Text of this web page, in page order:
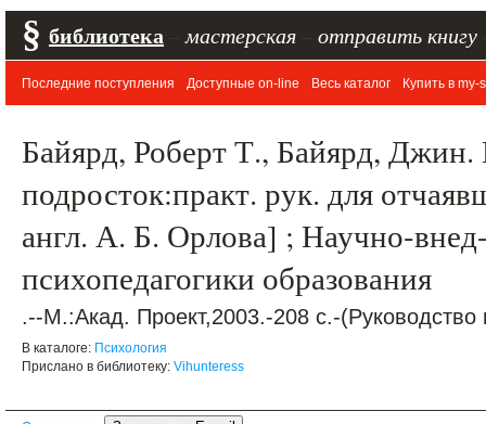
§ библиотека мастерская отправить книгу
Последние поступления Доступные on-line Весь каталог Купить в my-
Байярд, Роберт Т., Байярд,
подросток:практ. рук. для
англ. А. Б. Орлова] ; Научно-
психопедагогики образования
.--М.:Акад. Проект,2003.-208 с.-(Руководство
В каталоге: Психология
Прислано в библиотеку: Vihunteress